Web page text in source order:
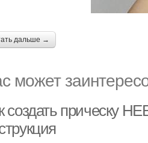
дальше →
может
создать прическу